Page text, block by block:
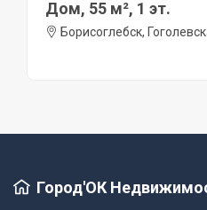
Дом, 55 м², 1 эт.
Борисоглебск,
Город'ОК